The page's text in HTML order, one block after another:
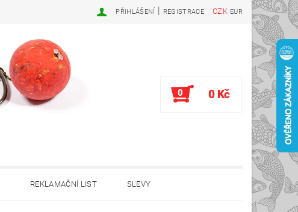
CZK EUR
PŘIHLÁŠENÍ | REGISTRACE
0 0 Kč
REKLAMAČNÍ LIST SLEVY